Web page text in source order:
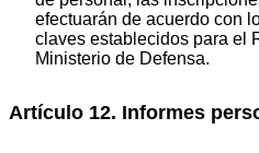
efectuarán de acuerdo con
claves establecidos para el
Ministerio de Defensa.
Artículo 12. Informes